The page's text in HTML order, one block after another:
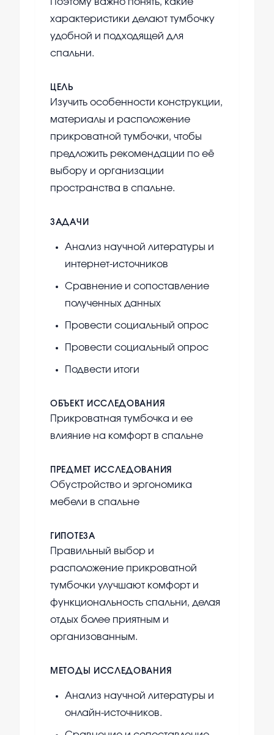
Поэтому важно понять, какие
характеристики делают тумбочку
удобной и подходящей для
спальни.
ЦЕЛЬ
Изучить особенности конструкции,
материалы и расположение
прикроватной тумбочки, чтобы
предложить рекомендации по её
выбору и организации
пространства в спальне.
ЗАДАЧИ
Анализ научной литературы и
интернет-источников
Сравнение и сопоставление
полученных данных
Провести социальный опрос
Провести социальный опрос
Подвести итоги
ОБЪЕКТ ИССЛЕДОВАНИЯ
Прикроватная тумбочка и ее
влияние на комфорт в спальне
ПРЕДМЕТ ИССЛЕДОВАНИЯ
Обустройство и эргономика
мебели в спальне
ГИПОТЕЗА
Правильный выбор и
расположение прикроватной
тумбочки улучшают комфорт и
функциональность спальни, делая
отдых более приятным и
организованным.
МЕТОДЫ ИССЛЕДОВАНИЯ
Анализ научной литературы и
онлайн-источников.